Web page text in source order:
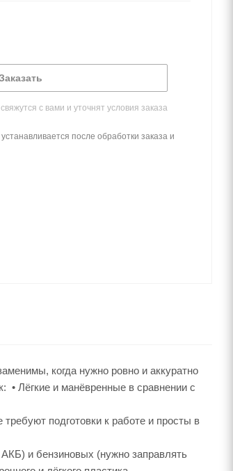
с вами и уточнят условия заказа
после обработки заказа и
когда нужно ровно и аккуратно
• Лёгкие и манёвренные в сравнении с
подготовки к работе и просты в
и бензиновых (нужно заправлять